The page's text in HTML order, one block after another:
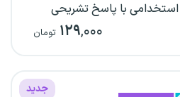
با پاسخ تشریحی
۱۲۹,۰۰۰ تومان
جدید